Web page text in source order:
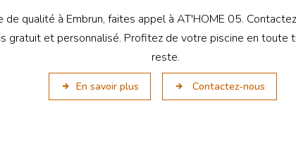
de qualité à Embrun, faites appel à AT'HOME 05.
gratuit et personnalisé. Profitez de votre piscine en toute
reste.
En savoir plus Contactez-nous